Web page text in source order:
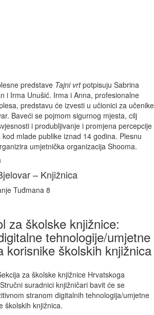
predstave Tajni vrtpotpisuju Sabrina
i Irma Unušić. Irma i Anna, profesionalne
predstavu će izvesti u učionici za učenike
Baveći se pojmom sigurnog mjesta, cilj
i produbljivanje i promjena percepcije
mlade publike iznad 14 godina. Plesnu
umjetnička organizacija Shooma.
– Knjižnica
Tuđmana 8
za školske knjižnice:
tehnologije/umjetne
korisnike školskih knjižnica
za školske knjižnice Hrvatskoga
suradnici knjižničari bavit će se
stranom digitalnih tehnologija/umjetne
školskih knjižnica.